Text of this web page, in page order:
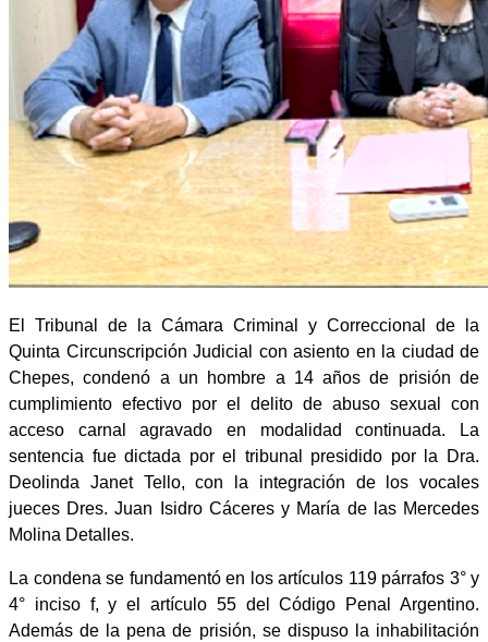
El Tribunal de la Cámara Criminal y Correccional de la
Quinta Circunscripción Judicial con asiento en la ciudad de
Chepes, condenó a un hombre a 14 años de prisión de
cumplimiento efectivo por el delito de abuso sexual con
acceso carnal agravado en modalidad continuada. La
sentencia fue dictada por el tribunal presidido por la Dra.
Deolinda Janet Tello, con la integración de los vocales
jueces Dres. Juan Isidro Cáceres y María de las Mercedes
Molina Detalles.
La condena se fundamentó en los artículos 119 párrafos 3° y
4° inciso f, y el artículo 55 del Código Penal Argentino.
Además de la pena de prisión, se dispuso la inhabilitación